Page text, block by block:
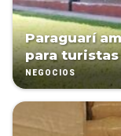
Paraguarí
para turistas
NEGOCIOS